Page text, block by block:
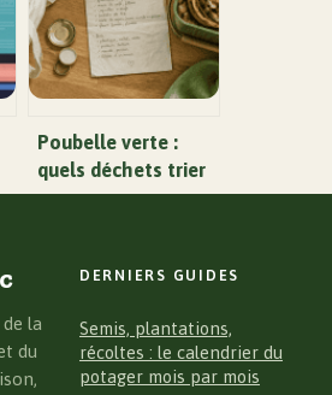
Poubelle verte :
quels déchets trier
et quelles erreurs
la
du
DERNIERS GUIDES
Semis, plantations,
récoltes : le calendrier du
potager mois par mois